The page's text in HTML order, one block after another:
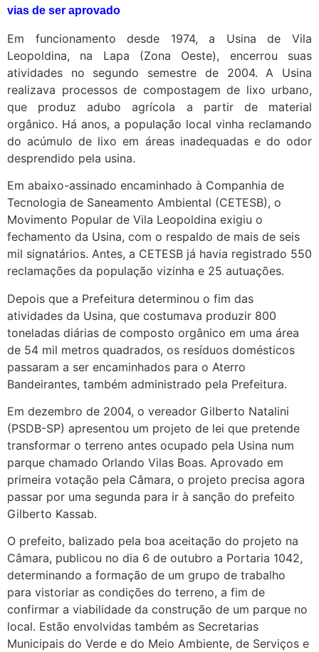
vias de ser aprovado
Em funcionamento desde 1974, a Usina de Vila
Leopoldina, na Lapa (Zona Oeste), encerrou suas
atividades no segundo semestre de 2004. A Usina
realizava processos de compostagem de lixo urbano,
que produz adubo agrícola a partir de material
orgânico. Há anos, a população local vinha reclamando
do acúmulo de lixo em áreas inadequadas e do odor
desprendido pela usina.
Em abaixo-assinado encaminhado à Companhia de
Tecnologia de Saneamento Ambiental (CETESB), o
Movimento Popular de Vila Leopoldina exigiu o
fechamento da Usina, com o respaldo de mais de seis
mil signatários. Antes, a CETESB já havia registrado 550
reclamações da população vizinha e 25 autuações.
Depois que a Prefeitura determinou o fim das
atividades da Usina, que costumava produzir 800
toneladas diárias de composto orgânico em uma área
de 54 mil metros quadrados, os resíduos domésticos
passaram a ser encaminhados para o Aterro
Bandeirantes, também administrado pela Prefeitura.
Em dezembro de 2004, o vereador Gilberto Natalini
(PSDB-SP) apresentou um projeto de lei que pretende
transformar o terreno antes ocupado pela Usina num
parque chamado Orlando Vilas Boas. Aprovado em
primeira votação pela Câmara, o projeto precisa agora
passar por uma segunda para ir à sanção do prefeito
Gilberto Kassab.
O prefeito, balizado pela boa aceitação do projeto na
Câmara, publicou no dia 6 de outubro a Portaria 1042,
determinando a formação de um grupo de trabalho
para vistoriar as condições do terreno, a fim de
confirmar a viabilidade da construção de um parque no
local. Estão envolvidas também as Secretarias
Municipais do Verde e do Meio Ambiente, de Serviços e